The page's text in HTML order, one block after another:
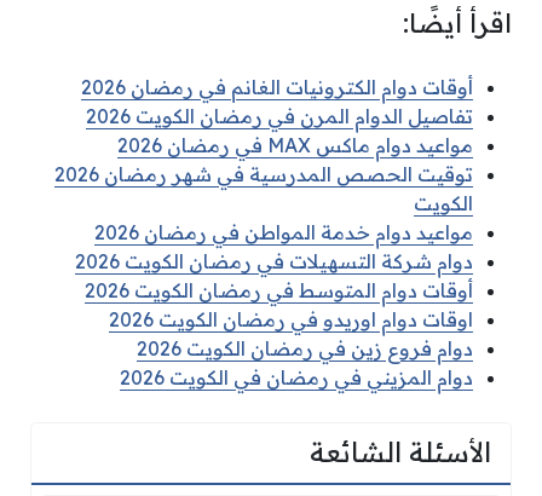
اقرأ أيضًا:
أوقات دوام الكترونيات الغانم في رمضان 2026
تفاصيل الدوام المرن في رمضان الكويت 2026
مواعيد دوام ماكس MAX في رمضان 2026
توقيت الحصص المدرسية في شهر رمضان 2026
الكويت
مواعيد دوام خدمة المواطن في رمضان 2026
دوام شركة التسهيلات في رمضان الكويت 2026
أوقات دوام المتوسط في رمضان الكويت 2026
اوقات دوام اوريدو في رمضان الكويت 2026
دوام فروع زين في رمضان الكويت 2026
دوام المزيني في رمضان في الكويت 2026
الأسئلة الشائعة